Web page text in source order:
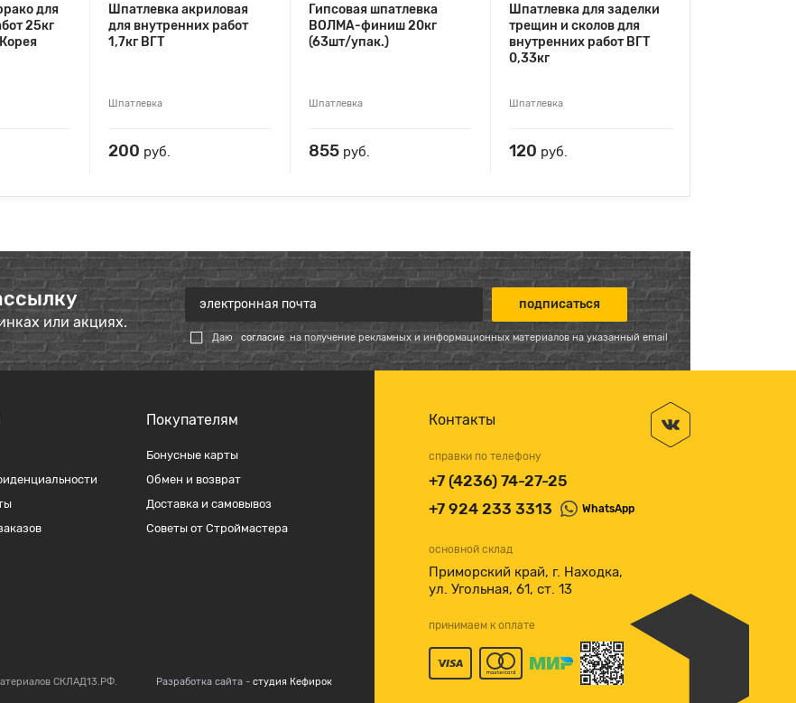
для
25кг
Шпатлевка акриловая
для внутренних работ
1,7кг ВГТ
Шпатлевка
200 руб.
Гипсовая шпатлевка
ВОЛМА-финиш 20кг
(63шт/упак.)
Шпатлевка
855 руб.
Шпатлевка для заделки
трещин и сколов для
внутренних работ ВГТ
0,33кг
Шпатлевка
120 руб.
или акциях.
Даю согласие на получение рекламных и информационных материалов на указанный email
Контакты
справки по телефону
+7 (4236) 74-27-25
+7 924 233 3313
WhatsApp
основной склад
Приморский край, г. Находка,
ул. Угольная, 61, ст. 13
принимаем к оплате
Покупателям
Бонусные карты
Обмен и возврат
Доставка и самовывоз
Советы от Строймастера
СКЛАД13.РФ. Разработка сайта - студия Кефирок